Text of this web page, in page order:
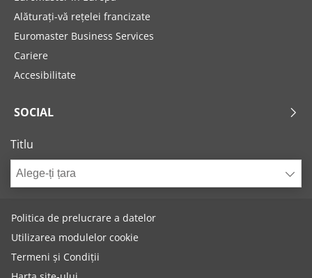
Alăturați-vă rețelei francizate
Euromaster Business Services
Cariere
Accesibilitate
SOCIAL
Titlu
Alege-ți țara
Politica de prelucrare a datelor
Utilizarea modulelor cookie
Termeni și Condiții